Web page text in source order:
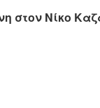
στον Νίκο